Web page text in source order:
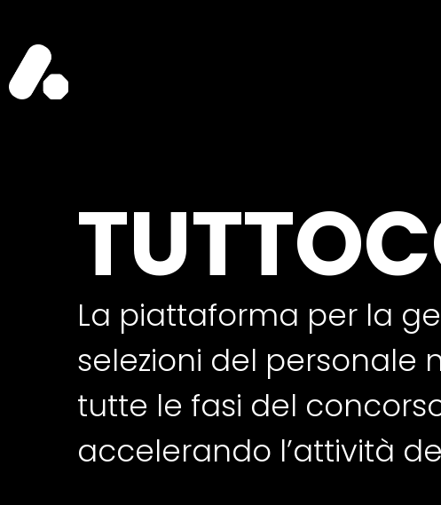
La piattaforma per la
selezioni del personale
tutte le fasi del
accelerando l’attività